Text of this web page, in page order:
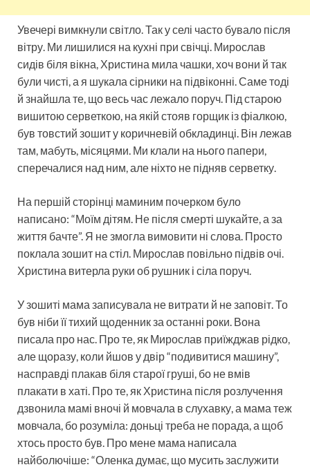
Увечері вимкнули світло. Так у селі часто бувало після
вітру. Ми лишилися на кухні при свічці. Мирослав
сидів біля вікна, Христина мила чашки, хоч вони й так
були чисті, а я шукала сірники на підвіконні. Саме тоді
й знайшла те, що весь час лежало поруч. Під старою
вишитою серветкою, на якій стояв горщик із фіалкою,
був товстий зошит у коричневій обкладинці. Він лежав
там, мабуть, місяцями. Ми клали на нього папери,
сперечалися над ним, але ніхто не підняв серветку.
На першій сторінці маминим почерком було
написано: “Моїм дітям. Не після смерті шукайте, а за
життя бачте”. Я не змогла вимовити ні слова. Просто
поклала зошит на стіл. Мирослав повільно підвів очі.
Христина витерла руки об рушник і сіла поруч.
У зошиті мама записувала не витрати й не заповіт. То
був ніби її тихий щоденник за останні роки. Вона
писала про нас. Про те, як Мирослав приїжджав рідко,
але щоразу, коли йшов у двір “подивитися машину”,
насправді плакав біля старої груші, бо не вмів
плакати в хаті. Про те, як Христина після розлучення
дзвонила мамі вночі й мовчала в слухавку, а мама теж
мовчала, бо розуміла: доньці треба не порада, а щоб
хтось просто був. Про мене мама написала
найболючіше: “Оленка думає, що мусить заслужити